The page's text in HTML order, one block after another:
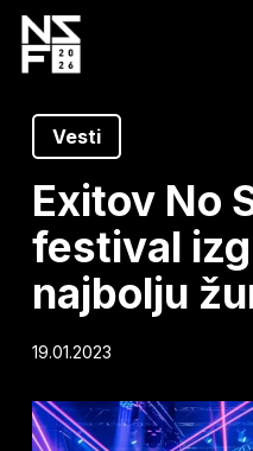
Skip
content
Vesti
Exitov No
festival
najbolju
19.01.2023